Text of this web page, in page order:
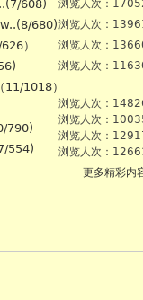
608) 浏览人次：
680)浏览人次：
） 浏览人次：
浏览人次：
1018）
浏览人次：
浏览人次：
790)
浏览人次：
554)
浏览人次：
更多精彩内